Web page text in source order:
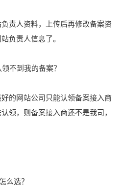
责人资料，上传后再修改备案资
负责人信息了。
不到我的备案？
的网站公司只能认领备案接入商
领，则备案接入商还不是我司，
么选？